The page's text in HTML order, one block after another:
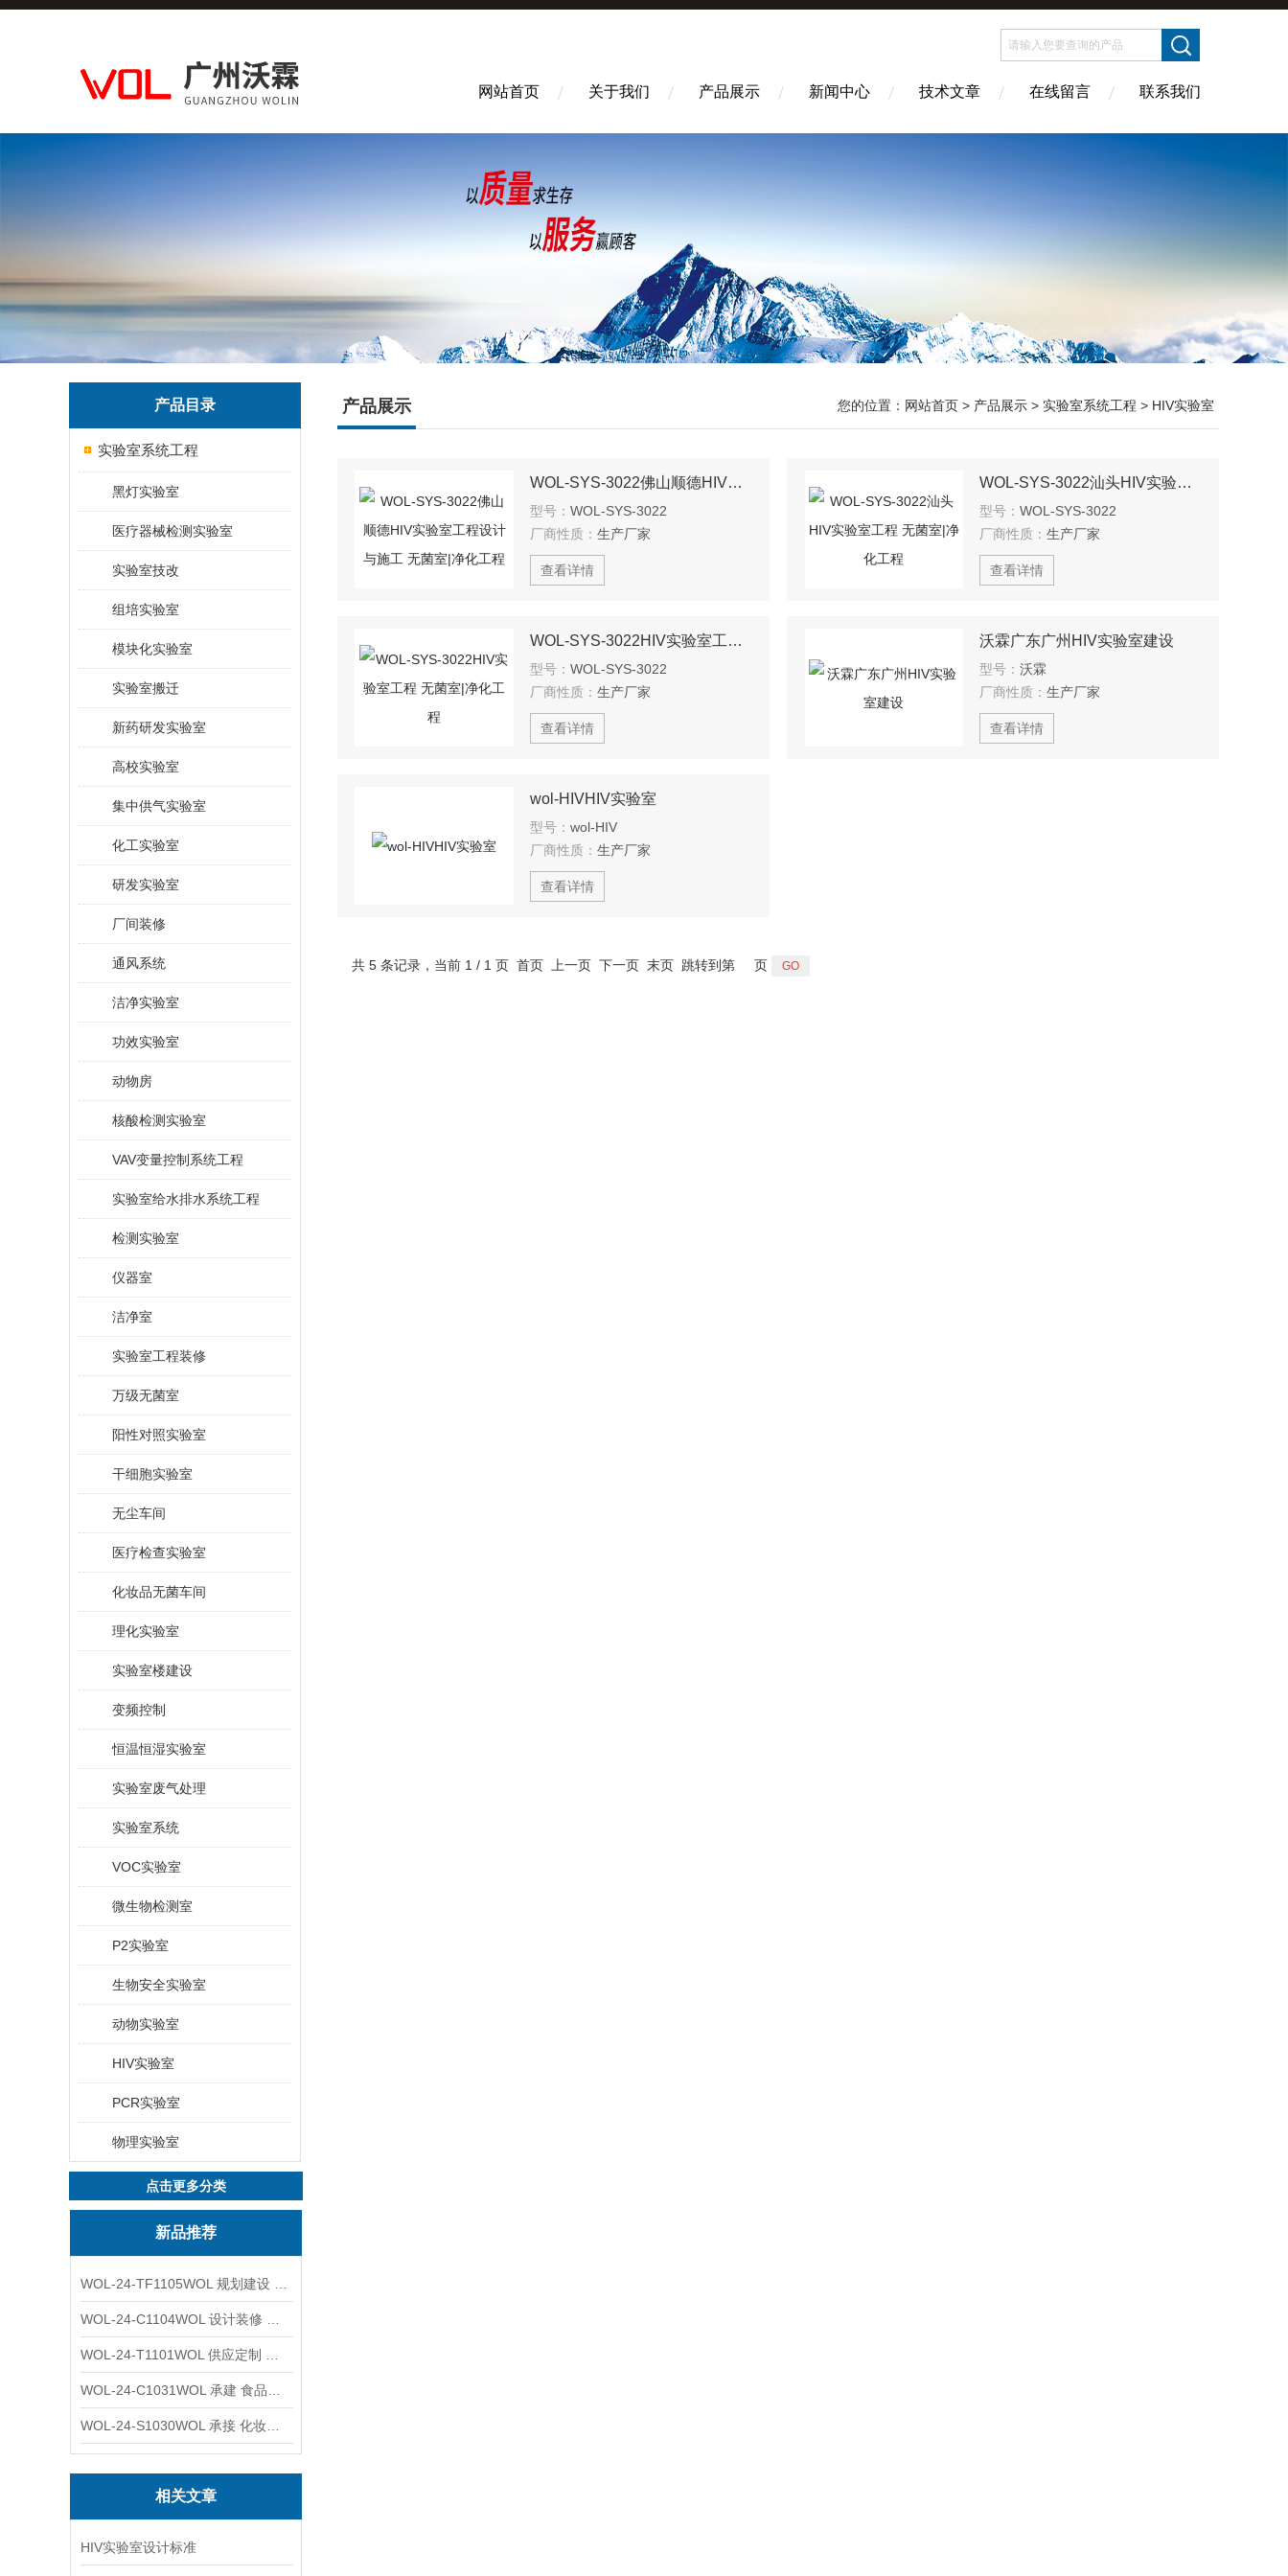
网站首页 关于我们 产品展示 新闻中心 技术文章 在线留言 联系我们
产品目录
实验室系统工程
黑灯实验室
医疗器械检测实验室
实验室技改
组培实验室
模块化实验室
实验室搬迁
新药研发实验室
高校实验室
集中供气实验室
化工实验室
研发实验室
厂间装修
通风系统
洁净实验室
功效实验室
动物房
核酸检测实验室
VAV变量控制系统工程
实验室给水排水系统工程
检测实验室
仪器室
洁净室
实验室工程装修
万级无菌室
阳性对照实验室
干细胞实验室
无尘车间
医疗检查实验室
化妆品无菌车间
理化实验室
实验室楼建设
变频控制
恒温恒湿实验室
实验室废气处理
实验室系统
VOC实验室
微生物检测室
P2实验室
生物安全实验室
动物实验室
HIV实验室
PCR实验室
物理实验室
点击更多分类
新品推荐
相关文章
HIV实验室设计标准
产品展示 您的位置： 网站首页 > 产品展示 > 实验室系统工程 > HIV实验室
WOL-SYS-3022佛山顺德HIV实验室工程设计与施工 无菌室|净化工程
型号： WOL-SYS-3022
厂商性质： 生产厂家
查看详情
WOL-SYS-3022汕头HIV实验室工程 无菌室|净化工程
型号： WOL-SYS-3022
厂商性质： 生产厂家
查看详情
WOL-SYS-3022HIV实验室工程 无菌室|净化工程
型号： WOL-SYS-3022
厂商性质： 生产厂家
查看详情
沃霖广东广州HIV实验室建设
型号： 沃霖
厂商性质： 生产厂家
查看详情
wol-HIVHIV实验室
型号： wol-HIV
厂商性质： 生产厂家
查看详情
共 5 条记录，当前 1 / 1 页 首页 上一页 下一页 末页 跳转到第 页